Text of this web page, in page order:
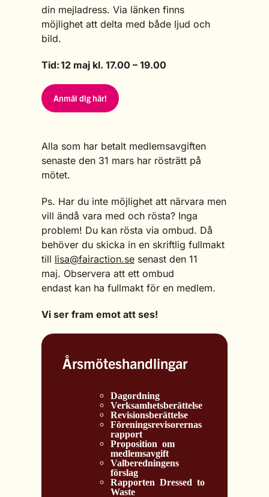
din mejladress. Via länken finns
möjlighet att delta med både ljud och
bild.
Tid: 12 maj kl. 17.00 – 19.00
Anmäl dig här!
Alla som har betalt medlemsavgiften
senaste den 31 mars har rösträtt på
mötet.
Ps. Har du inte möjlighet att närvara men
vill ändå vara med och rösta? Inga
problem! Du kan rösta via ombud. Då
behöver du skicka in en skriftlig fullmakt
till lisa@fairaction.sesenast den 11
maj. Observera att ett ombud
endast kan ha fullmakt för en medlem.
Vi ser fram emot att ses!
Årsmöteshandlingar
Dagordning
Verksamhetsberättelse
Revisionsberättelse
Föreningsrevisorernas
rapport
Proposition om
medlemsavgift
Valberedningens
förslag
Rapporten Dressed to
Waste